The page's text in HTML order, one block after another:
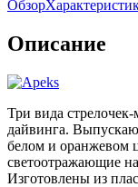
Обзор
Описание
Три вида
дайвинга.
белом и оранжевом
светоотражающие
Изготовлены из